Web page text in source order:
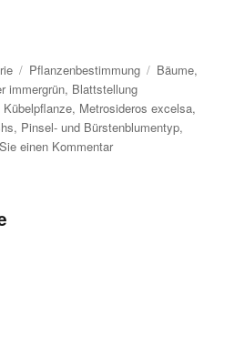
Kategorien
Pflanzenbestimmung Schlagwörter
Bäume,
immergrün, Blattstellung
Kübelpflanze, Metrosideros excelsa,
, Pinsel- und Bürstenblumentyp,
einen Kommentarzu